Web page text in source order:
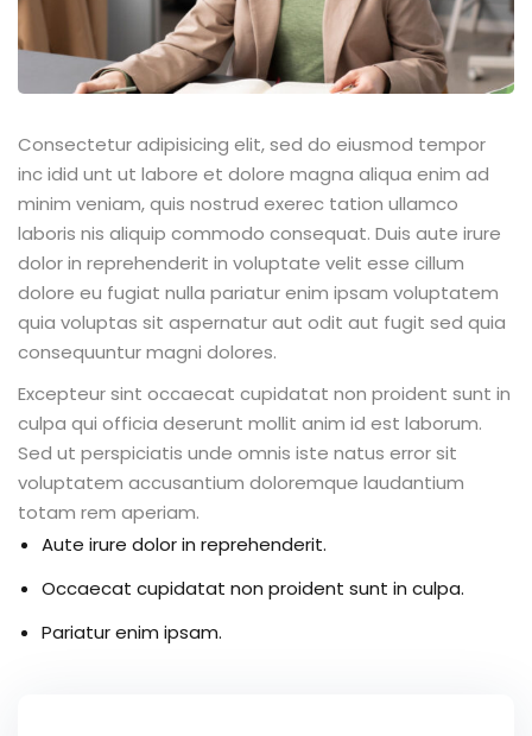
Consectetur adipisicing elit, sed do eiusmod tempor
inc idid unt ut labore et dolore magna aliqua enim ad
minim veniam, quis nostrud exerec tation ullamco
laboris nis aliquip commodo consequat. Duis aute irure
dolor in reprehenderit in voluptate velit esse cillum
dolore eu fugiat nulla pariatur enim ipsam voluptatem
quia voluptas sit aspernatur aut odit aut fugit sed quia
consequuntur magni dolores.
Excepteur sint occaecat cupidatat non proident sunt in
culpa qui officia deserunt mollit anim id est laborum.
Sed ut perspiciatis unde omnis iste natus error sit
voluptatem accusantium doloremque laudantium
totam rem aperiam.
Aute irure dolor in reprehenderit.
Occaecat cupidatat non proident sunt in culpa.
Pariatur enim ipsam.